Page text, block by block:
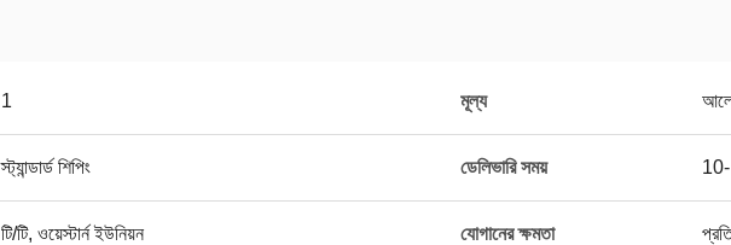
1 মূল্য
স্ট্যান্ডার্ড শিপিং ডেলিভারি সময় 10-
টি/টি, ওয়েস্টার্ন ইউনিয়ন যোগানের ক্ষমতা